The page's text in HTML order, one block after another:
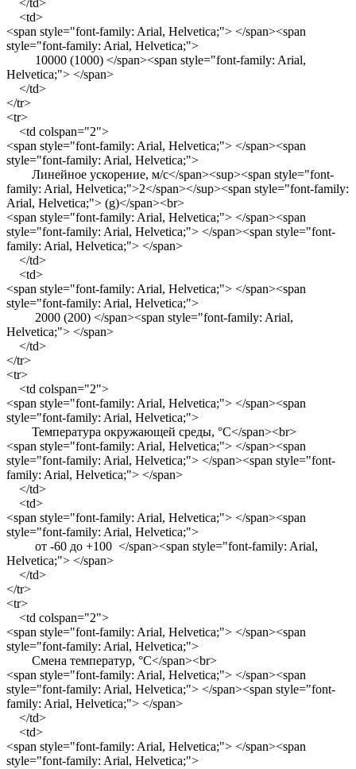
<td>
<span style="font-family: Arial, Helvetica;"> </span><span
style="font-family: Arial, Helvetica;">
10000 (1000) </span><span style="font-family: Arial,
Helvetica;"> </span>
</td>
</tr>
<tr>
<td colspan="2">
<span style="font-family: Arial, Helvetica;"> </span><span
style="font-family: Arial, Helvetica;">
Линейное ускорение, м/с</span><sup><span style="font-
family: Arial, Helvetica;">2</span></sup><span style="font-family:
Arial, Helvetica;"> (g)</span><br>
<span style="font-family: Arial, Helvetica;"> </span><span
style="font-family: Arial, Helvetica;"> </span><span style="font-
family: Arial, Helvetica;"> </span>
</td>
<td>
<span style="font-family: Arial, Helvetica;"> </span><span
style="font-family: Arial, Helvetica;">
2000 (200) </span><span style="font-family: Arial,
Helvetica;"> </span>
</td>
</tr>
<tr>
<td colspan="2">
<span style="font-family: Arial, Helvetica;"> </span><span
style="font-family: Arial, Helvetica;">
Температура окружающей среды, °C</span><br>
<span style="font-family: Arial, Helvetica;"> </span><span
style="font-family: Arial, Helvetica;"> </span><span style="font-
family: Arial, Helvetica;"> </span>
</td>
<td>
<span style="font-family: Arial, Helvetica;"> </span><span
style="font-family: Arial, Helvetica;">
от -60 до +100 </span><span style="font-family: Arial,
Helvetica;"> </span>
</td>
</tr>
<tr>
<td colspan="2">
<span style="font-family: Arial, Helvetica;"> </span><span
style="font-family: Arial, Helvetica;">
Смена температур, °C</span><br>
<span style="font-family: Arial, Helvetica;"> </span><span
style="font-family: Arial, Helvetica;"> </span><span style="font-
family: Arial, Helvetica;"> </span>
</td>
<td>
<span style="font-family: Arial, Helvetica;"> </span><span
style="font-family: Arial, Helvetica;">